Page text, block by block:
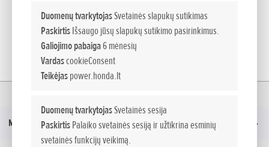
Duomenų tvarkytojasSvetainės slapukų sutikimas
PaskirtisIšsaugo jūsų slapukų sutikimo pasirinkimus.
Galiojimo pabaiga6 mėnesių
VardascookieConsent
Teikėjaspower.honda.lt
Duomenų tvarkytojasSvetainės sesija
PaskirtisPalaiko svetainės sesiją ir užtikrina esminių
svetainės funkcijų veikimą.
ATGAL
Meniu